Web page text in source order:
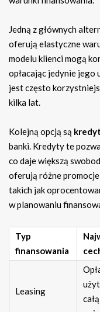
Jedną z głównych
oferują elastyczne
modelu klienci mogą
opłacając jedynie jego
jest często
kilka lat.
Kolejną opcją są
banki. Kredyty te
co daje większą
oferują różne
takich jak
w planowaniu
Typ
finansowania
Leasing